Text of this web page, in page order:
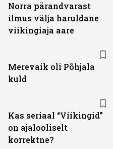
Norra pärandvarast
ilmus välja haruldane
viikingiaja aare
Merevaik oli Põhjala
kuld
Kas seriaal “Viikingid”
on ajalooliselt
korrektne?